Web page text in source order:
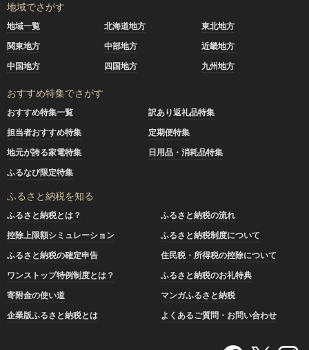
地域でさがす
地域一覧 北海道地方
東北地方
関東地方
中部地方
近畿地方
中国地方
四国地方 九州地方
おすすめ特集でさがす
おすすめ特集一覧
訳あり返礼品特集
担当者おすすめ特集
定期便特集
地元が誇る家電特集
日用品・消耗品特集
ふるなび限定特集
ふるさと納税を知る
ふるさと納税とは？
ふるさと納税の流れ
控除上限額シミュレーション
ふるさと納税制度について
ふるさと納税の確定申告
住民税・所得税の控除について
ワンストップ特例制度とは？
ふるさと納税のお礼特典
寄附金の使い道
マンガふるさと納税
企業版ふるさと納税とは
よくあるご質問・お問い合わせ